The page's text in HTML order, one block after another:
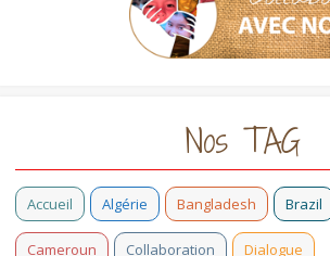
Nos TAG
Accueil Algérie Bangladesh Brazil
Cameroun Collaboration Dialogue